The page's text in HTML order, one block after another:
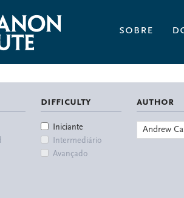
sobre
difficulty
Iniciante
Intermediário
Avançado
author